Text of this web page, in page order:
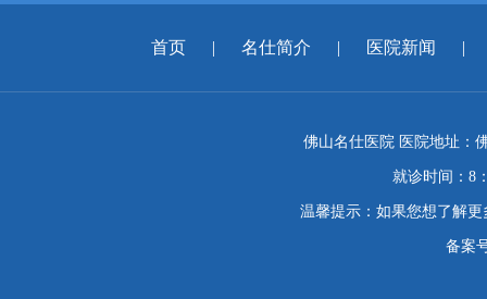
首页 | 名仕简介 | 医院新闻 |
佛山名仕医院 医院地址：
就诊时间：8
温馨提示：如果您想了解
备案